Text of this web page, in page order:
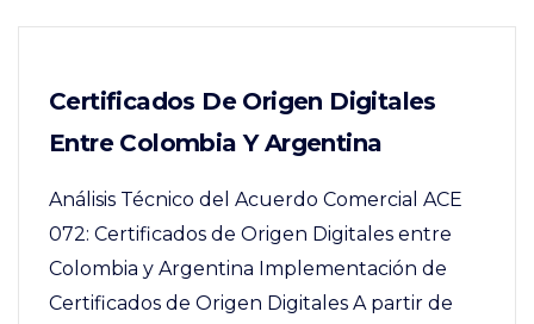
Certificados De Origen Digitales
Entre Colombia Y Argentina
Análisis Técnico del Acuerdo Comercial ACE
072: Certificados de Origen Digitales entre
Colombia y Argentina Implementación de
Certificados de Origen Digitales A partir de